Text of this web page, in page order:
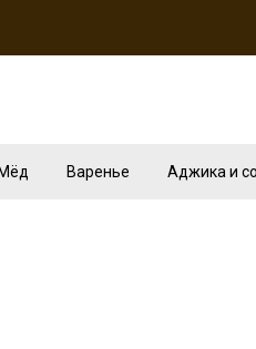
Мёд Варенье Аджика и